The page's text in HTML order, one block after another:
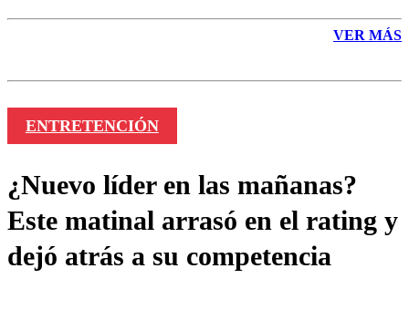
VER MÁS
ENTRETENCIÓN
¿Nuevo líder en las mañanas?
Este matinal arrasó en el rating y
dejó atrás a su competencia